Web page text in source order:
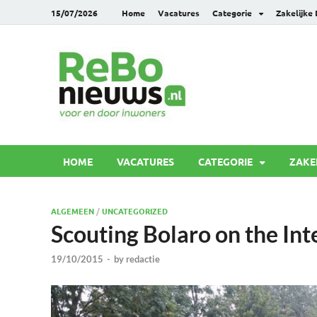
15/07/2026 Home Vacatures Categorie Zakelijke
HOME VACATURES CATEGORIE
ALGEMEEN /UNCATEGORIZED
Scouting Bolaro on the
19/10/2015 - by redactie